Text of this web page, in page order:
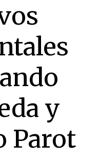
y
Parot